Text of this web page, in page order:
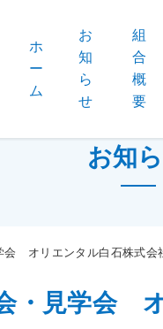
ホ
ー
ム
お
知
ら
せ
組
合
概
要
お知
オリエンタル白石株式
・見学会